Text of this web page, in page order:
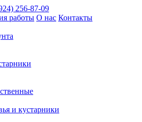
256-87-09
работы О нас Контакты
и кустарники